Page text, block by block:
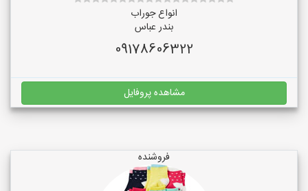
انواع جوراب
بندر عباس
09178606322
مشاهده پروفایل
فروشنده